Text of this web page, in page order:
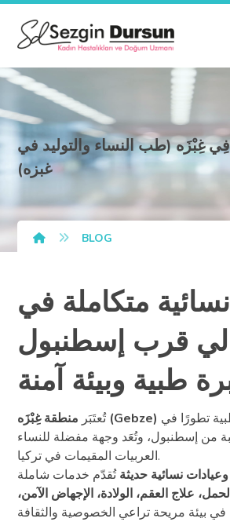
غِبْزَه (طب النساء والتوليد في
غبزه)
BLOG
متكاملة في
قرب إسطنبول
طبية وبيئة آمنة
تُعتَبَرمنطقة غِبْزَه (Gebze)
من إسطنبول، وتُعَد وجهة مفضلة للنساء
العربيات المقيمات في تركيا.
نسائية حديثةتُقدّم خدمات شاملة
علاج العقم، الولادة، الإجهاض الآمن،
في بيئة مريحة تراعي الخصوصية والثقافة